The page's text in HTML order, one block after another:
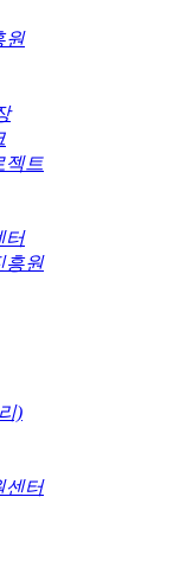
원
젝트
터
흥원
)
센터